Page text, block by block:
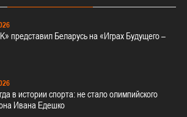
представил Беларусь на «Играх Будущего –
в истории спорта: не стало олимпийского
Ивана Едешко